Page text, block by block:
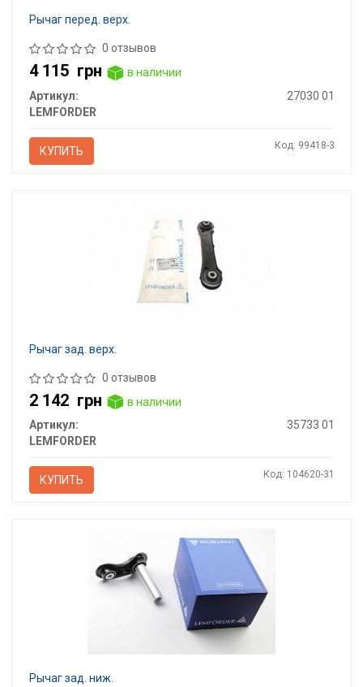
Рычаг перед. верх.
0 отзывов
4 115 грн
в наличии
Артикул:
27030 01
LEMFORDER
КУПИТЬ Код: 99418-3
Рычаг зад. верх.
0 отзывов
2 142 грн
в наличии
Артикул:
35733 01
LEMFORDER
КУПИТЬ Код: 104620-31
Рычаг зад. ниж.